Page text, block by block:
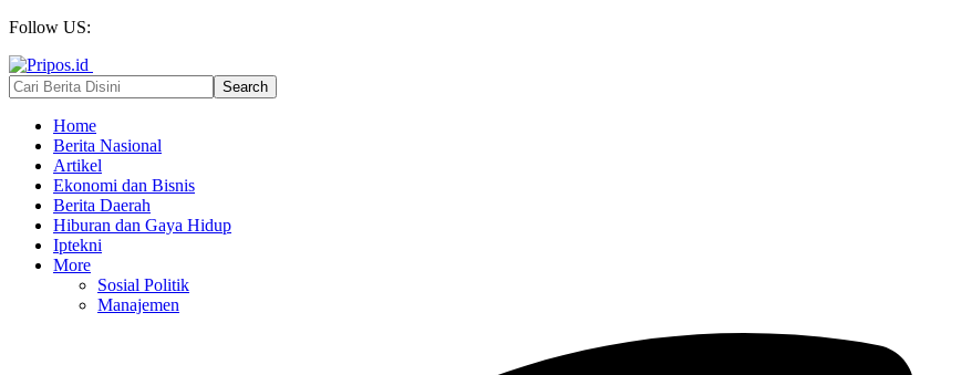
Follow US:
Home
Berita Nasional
Artikel
Ekonomi dan Bisnis
Berita Daerah
Hiburan dan Gaya Hidup
Iptekni
More
Sosial Politik
Manajemen